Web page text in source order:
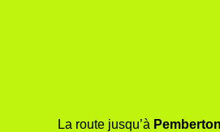
La route jusqu’à Pemberton